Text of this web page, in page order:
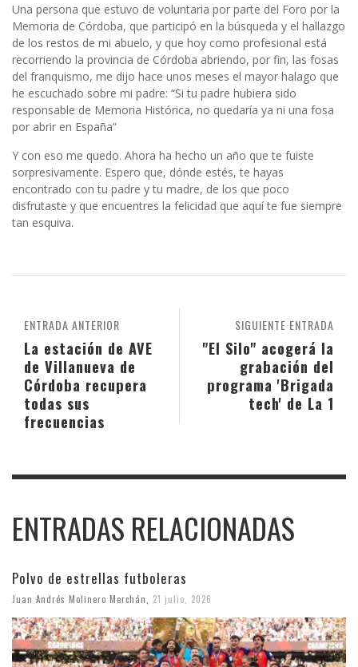
Una persona que estuvo de voluntaria por parte del Foro por la
Memoria de Córdoba, que participó en la búsqueda y el hallazgo
de los restos de mi abuelo, y que hoy como profesional está
recorriendo la provincia de Córdoba abriendo, por fin, las fosas
del franquismo, me dijo hace unos meses el mayor halago que
he escuchado sobre mi padre: “Si tu padre hubiera sido
responsable de Memoria Histórica, no quedaría ya ni una fosa
por abrir en España”
Y con eso me quedo. Ahora ha hecho un año que te fuiste
sorpresivamente. Espero que, dónde estés, te hayas
encontrado con tu padre y tu madre, de los que poco
disfrutaste y que encuentres la felicidad que aquí te fue siempre
tan esquiva.
SIGUIENTE ENTRADA
"El Silo" acogerá la
grabación del
programa 'Brigada
tech' de La 1
ENTRADA ANTERIOR
La estación de AVE
de Villanueva de
Córdoba recupera
todas sus
frecuencias
ENTRADAS RELACIONADAS
Polvo de estrellas futboleras
Juan Andrés Molinero Merchán 21 julio, 2026